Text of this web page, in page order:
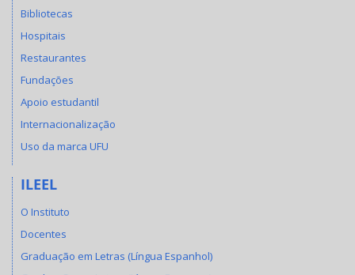
Bibliotecas
Hospitais
Restaurantes
Fundações
Apoio estudantil
Internacionalização
Uso da marca UFU
ILEEL
O Instituto
Docentes
Graduação em Letras (Língua Espanhol)